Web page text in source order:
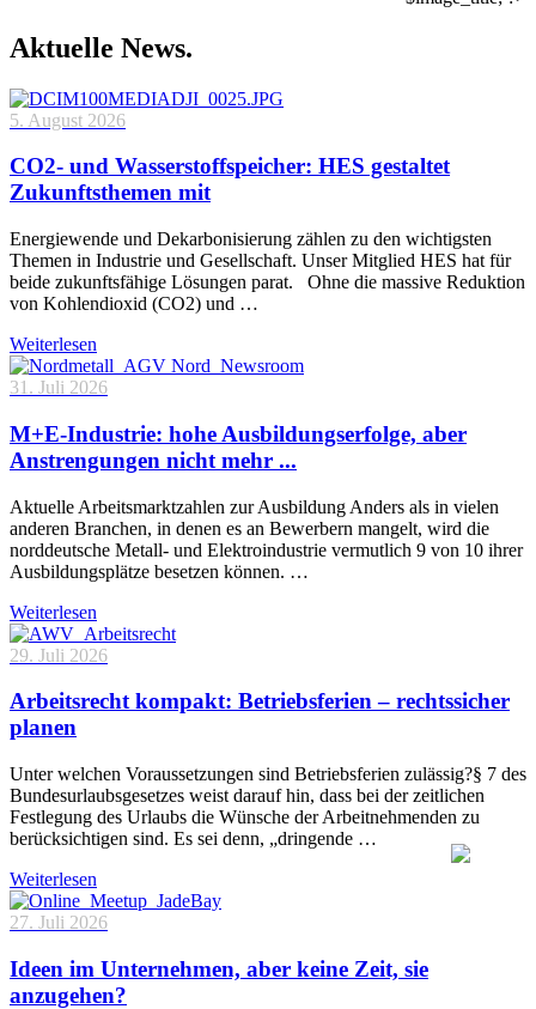
Aktuelle News.
5. August 2026
CO2- und Wasserstoffspeicher: HES gestaltet
Zukunftsthemen mit
Energiewende und Dekarbonisierung zählen zu den wichtigsten
Themen in Industrie und Gesellschaft. Unser Mitglied HES hat für
beide zukunftsfähige Lösungen parat. Ohne die massive Reduktion
von Kohlendioxid (CO2) und …
Weiterlesen
31. Juli 2026
M+E-Industrie: hohe Ausbildungserfolge, aber
Anstrengungen nicht mehr ...
Aktuelle Arbeitsmarktzahlen zur Ausbildung Anders als in vielen
anderen Branchen, in denen es an Bewerbern mangelt, wird die
norddeutsche Metall- und Elektroindustrie vermutlich 9 von 10 ihrer
Ausbildungsplätze besetzen können. …
Weiterlesen
29. Juli 2026
Arbeitsrecht kompakt: Betriebsferien – rechtssicher
planen
Unter welchen Voraussetzungen sind Betriebsferien zulässig?§ 7 des
Bundesurlaubsgesetzes weist darauf hin, dass bei der zeitlichen
Festlegung des Urlaubs die Wünsche der Arbeitnehmenden zu
berücksichtigen sind. Es sei denn, „dringende …
Weiterlesen
27. Juli 2026
Ideen im Unternehmen, aber keine Zeit, sie
anzugehen?